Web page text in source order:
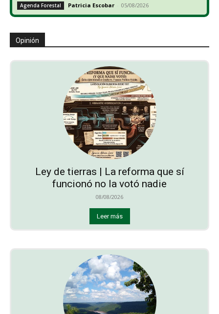
Agenda Forestal Patricia Escobar - 05/08/2026
Opinión
Ley de tierras | La reforma que sí
funcionó no la votó nadie
08/08/2026
Leer más